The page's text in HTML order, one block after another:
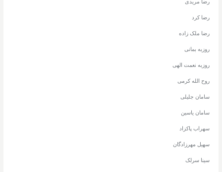
رضا مریدی
رضا کرد
رضا ملک زاده
روزبه بمانی
روزبه نعمت الهی
روح الله کرمی
سامان جلیلی
سامان یاسین
سهراب پاکزاد
سهیل مهرزادگان
سینا سرلک